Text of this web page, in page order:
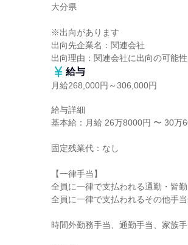
大分県
※出向があります
出向先企業名：関連会社
出向理由：関連会社に出向の可能
給与
月給268,000円～306,000円
給与詳細
基本給：月給 26万8000円 〜 30万
固定残業代：なし
【一律手当】
全員に一律で支払われる通勤・皆
全員に一律で支払われるその他手
時間外勤務手当、通勤手当、家族